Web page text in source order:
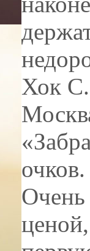
Хок
очков.
Очень